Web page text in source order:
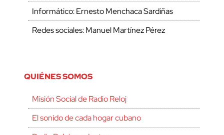
Informático: Ernesto Menchaca Sardiñas
Redes sociales: Manuel Martínez Pérez
QUIÉNES SOMOS
Misión Social de Radio Reloj
El sonido de cada hogar cubano